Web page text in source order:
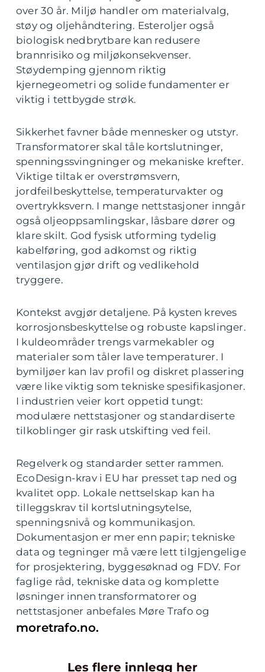
over 30 år. Miljø handler om materialvalg,
støy og oljehåndtering. Esteroljer også
biologisk nedbrytbare kan redusere
brannrisiko og miljøkonsekvenser.
Støydemping gjennom riktig
kjernegeometri og solide fundamenter er
viktig i tettbygde strøk.
Sikkerhet favner både mennesker og utstyr.
Transformatorer skal tåle kortslutninger,
spenningssvingninger og mekaniske krefter.
Viktige tiltak er overstrømsvern,
jordfeilbeskyttelse, temperaturvakter og
overtrykksvern. I mange nettstasjoner inngår
også oljeoppsamlingskar, låsbare dører og
klare skilt. God fysisk utforming tydelig
kabelføring, god adkomst og riktig
ventilasjon gjør drift og vedlikehold
tryggere.
Kontekst avgjør detaljene. På kysten kreves
korrosjonsbeskyttelse og robuste kapslinger.
I kuldeområder trengs varmekabler og
materialer som tåler lave temperaturer. I
bymiljøer kan lav profil og diskret plassering
være like viktig som tekniske spesifikasjoner.
I industrien veier kort oppetid tungt:
modulære nettstasjoner og standardiserte
tilkoblinger gir rask utskifting ved feil.
Regelverk og standarder setter rammen.
EcoDesign-krav i EU har presset tap ned og
kvalitet opp. Lokale nettselskap kan ha
tilleggskrav til kortslutningsytelse,
spenningsnivå og kommunikasjon.
Dokumentasjon er mer enn papir; tekniske
data og tegninger må være lett tilgjengelige
for prosjektering, byggesøknad og FDV. For
faglige råd, tekniske data og komplette
løsninger innen transformatorer og
nettstasjoner anbefales Møre Trafo og
moretrafo.no.
Les flere innlegg her